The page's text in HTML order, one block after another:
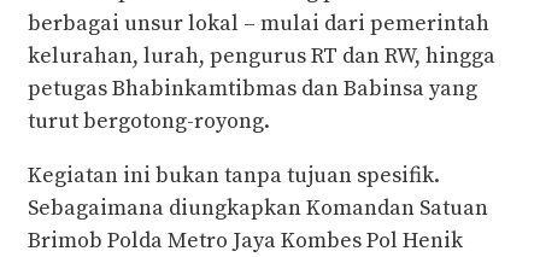
berbagai unsur lokal – mulai dari pemerintah
kelurahan, lurah, pengurus RT dan RW, hingga
petugas Bhabinkamtibmas dan Babinsa yang
turut bergotong-royong.
Kegiatan ini bukan tanpa tujuan spesifik.
Sebagaimana diungkapkan Komandan Satuan
Brimob Polda Metro Jaya Kombes Pol Henik